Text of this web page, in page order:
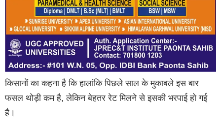
किसानों का कहना है कि हालांकि पिछले साल के मुकाबले इस बार
फसल थोड़ी कम है, लेकिन बेहतर रेट मिलने से इसकी भरपाई हो गई
है।